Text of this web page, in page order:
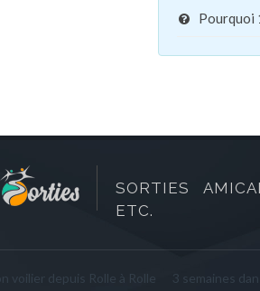
Pourquoi
SORTIES
ETC.
voilier depuis Rolle à Rolle
3 semaines